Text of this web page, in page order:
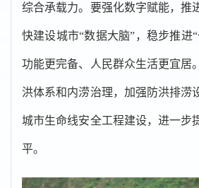
综合承载力。要强化数字赋能，推
快建设城市“数据大脑”，稳步推进
功能更完备、人民群众生活更宜居
洪体系和内涝治理，加强防洪排涝
城市生命线安全工程建设，进一步
平。